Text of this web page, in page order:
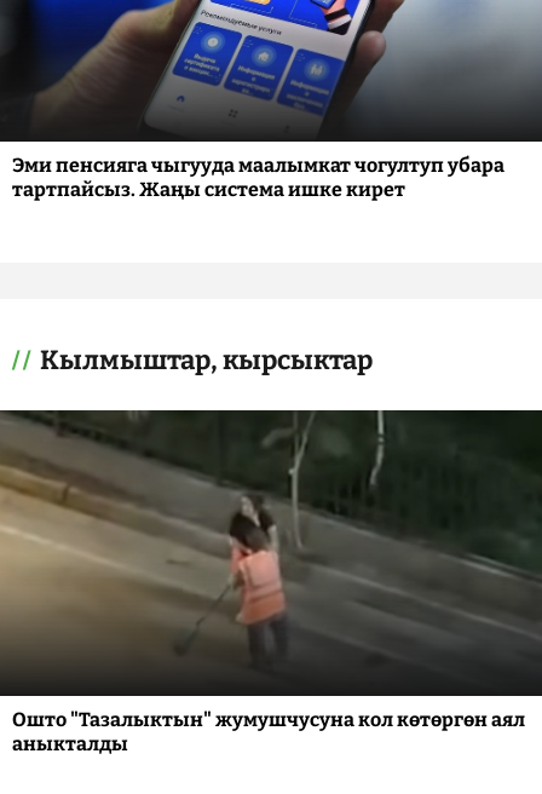
Эми пенсияга чыгууда маалымкат чогултуп убара
тартпайсыз. Жаңы система ишке кирет
Кылмыштар, кырсыктар
Ошто "Тазалыктын" жумушчусуна кол көтөргөн аял
аныкталды